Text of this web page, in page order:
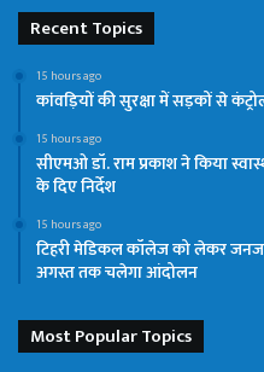
Recent Topics
15 hours ago
कांवड़ियों की सुरक्षा में सड़कों से
15 hours ago
सीएमओ डॉ. राम प्रकाश ने किया
के दिए निर्देश
15 hours ago
टिहरी मेडिकल कॉलेज को लेकर
अगस्त तक चलेगा आंदोलन
Most Popular Topics